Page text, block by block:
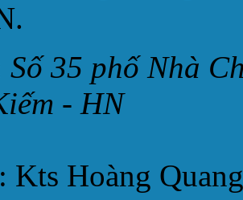
Số 35 phố Nhà
- HN
Kts Hoàng